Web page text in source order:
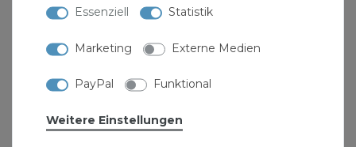
Stabilo-Sanitaer Fassverschraubung
6,63 € *
Essenziell Statistik
Marketing Externe Medien
PayPal Funktional
Weitere Einstellungen